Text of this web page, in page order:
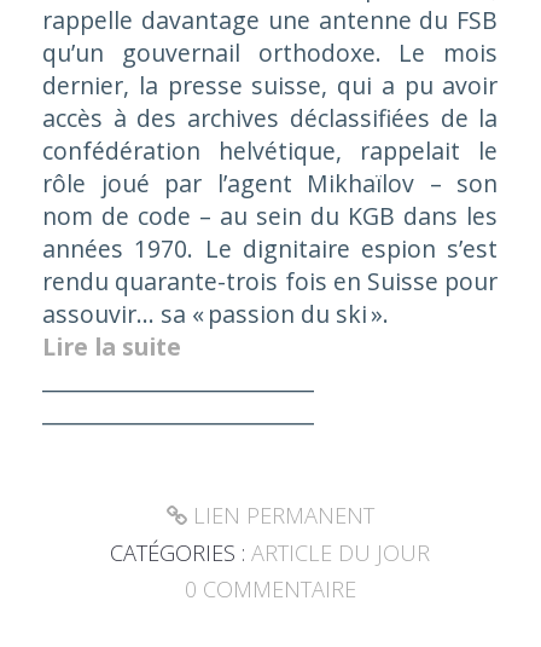
rappelle davantage une antenne du FSB
qu’un gouvernail orthodoxe. Le mois
dernier, la presse suisse, qui a pu avoir
accès à des archives déclassifiées de la
confédération helvétique, rappelait le
rôle joué par l’agent Mikhaïlov – son
nom de code – au sein du KGB dans les
années 1970. Le dignitaire espion s’est
rendu quarante-trois fois en Suisse pour
assouvir… sa « passion du ski ».
Lire la suite
LIEN PERMANENT
CATÉGORIES :ARTICLE DU JOUR
0 COMMENTAIRE